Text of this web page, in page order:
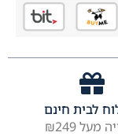
לבית חינם
מעל ₪249